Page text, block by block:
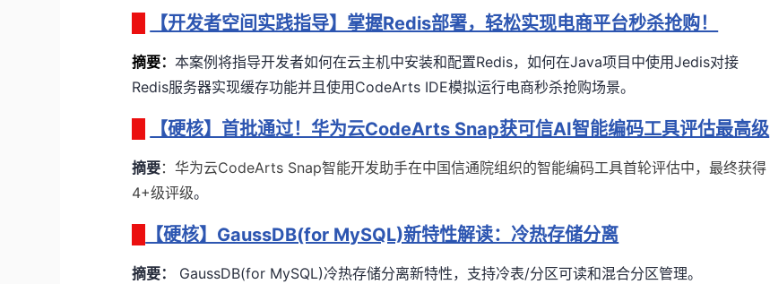
【开发者空间实践指导】掌握Redis部署，轻松实现电商平台秒杀抢购！
摘要：本案例将指导开发者如何在云主机中安装和配置Redis，如何在Java项目中使用Jedis对接
Redis服务器实现缓存功能并且使用CodeArts IDE模拟运行电商秒杀抢购场景。
【硬核】首批通过！华为云CodeArts Snap获可信AI智能编码工具评估最高级
摘要：华为云CodeArts Snap智能开发助手在中国信通院组织的智能编码工具首轮评估中，最终获得
4+级评级。
【硬核】GaussDB(for MySQL)新特性解读：冷热存储分离
摘要： GaussDB(for MySQL)冷热存储分离新特性，支持冷表/分区可读和混合分区管理。